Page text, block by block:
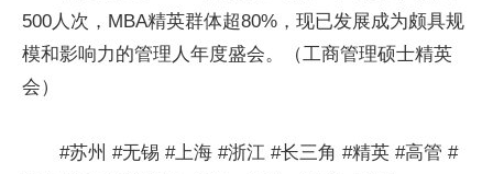
500人次，MBA精英群体超80%，现已发展成为颇具规
模和影响力的管理人年度盛会。（工商管理硕士精英
会）
#苏州 #无锡 #上海 #浙江 #长三角 #精英 #高管 #